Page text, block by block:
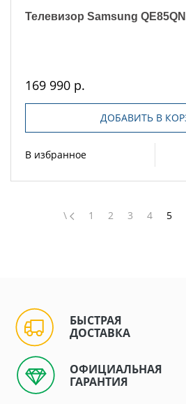
Телевизор Samsung
169 990 р.
ДОБАВИТЬ В
В избранное
\ 1 2 3 4 5
БЫСТРАЯ
ДОСТАВКА
ОФИЦИАЛЬНАЯ
ГАРАНТИЯ